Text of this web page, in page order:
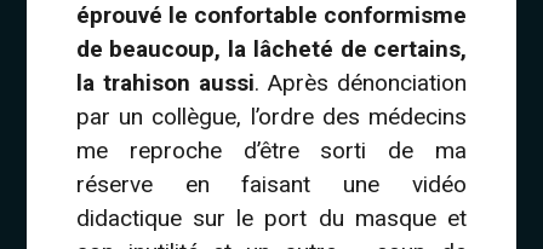
éprouvé le confortable conformisme
de beaucoup, la lâcheté de certains,
la trahison aussi. Après dénonciation
par un collègue, l’ordre des médecins
me reproche d’être sorti de ma
réserve en faisant une vidéo
didactique sur le port du masque et